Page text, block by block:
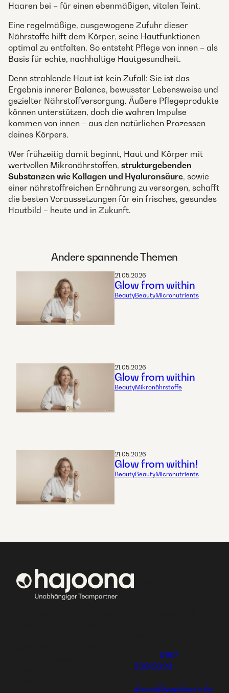
Haaren bei – für einen ebenmäßigen, vitalen Teint.
Eine regelmäßige, ausgewogene Zufuhr dieser
Nährstoffe hilft dem Körper, seine Hautfunktionen
optimal zu entfalten. So entsteht Pflege von innen – als
Basis für echte, nachhaltige Hautgesundheit.
Denn strahlende Haut ist kein Zufall: Sie ist das
Ergebnis innerer Balance, bewusster Lebensweise und
gezielter Nährstoffversorgung. Äußere Pflegeprodukte
können unterstützen, doch die wahren Impulse
kommen von innen – aus den natürlichen Prozessen
deines Körpers.
Wer frühzeitig damit beginnt, Haut und Körper mit
wertvollen Mikronährstoffen, strukturgebenden
Substanzen wie Kollagen und Hyaluronsäure, sowie
einer nährstoffreichen Ernährung zu versorgen, schafft
die besten Voraussetzungen für ein frisches, gesundes
Hautbild – heute und in Zukunft.
Andere spannende Themen
21.05.2026
Glow from within
BeautyBeautyMicronutrients
21.05.2026
Glow from within
BeautyMikronährstoffe
21.05.2026
Glow from within!
BeautyBeautyMicronutrients
0152
33818223
diana@waidner.info